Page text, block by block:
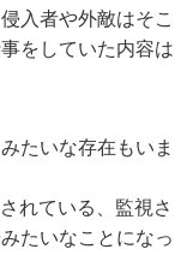
入者や外敵はそこ
をしていた内容は
たいな存在もいま
れている、監視さ
たいなことになっ